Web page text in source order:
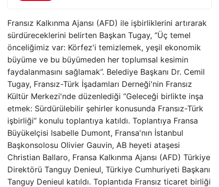
Fransız Kalkınma Ajansı (AFD) ile işbirliklerini artırarak
sürdüreceklerini belirten Başkan Tugay, “Üç temel
önceliğimiz var: Körfez'i temizlemek, yeşil ekonomik
büyüme ve bu büyümeden her toplumsal kesimin
faydalanmasını sağlamak”. Belediye Başkanı Dr. Cemil
Tugay, Fransız-Türk İşadamları Derneği'nin Fransız
Kültür Merkezi'nde düzenlediği “Geleceği birlikte inşa
etmek: Sürdürülebilir şehirler konusunda Fransız-Türk
işbirliği” konulu toplantıya katıldı. Toplantıya Fransa
Büyükelçisi Isabelle Dumont, Fransa'nın İstanbul
Başkonsolosu Olivier Gauvin, AB heyeti ataşesi
Christian Ballaro, Fransa Kalkınma Ajansı (AFD) Türkiye
Direktörü Tanguy Denieul, Türkiye Cumhuriyeti Başkanı
Tanguy Denieul katıldı. Toplantıda Fransız ticaret birliği